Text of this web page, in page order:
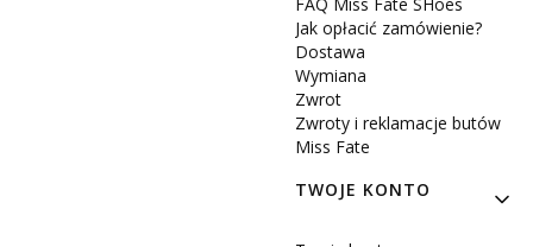
Jak opłacić zamówienie?
Dostawa
Wymiana
Zwrot
Zwroty i reklamacje butów
Miss Fate
TWOJE KONTO